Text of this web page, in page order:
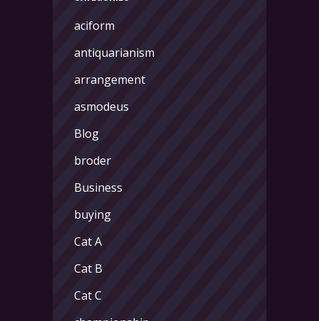
aciform
antiquarianism
arrangement
asmodeus
Blog
broder
Business
buying
Cat A
Cat B
Cat C